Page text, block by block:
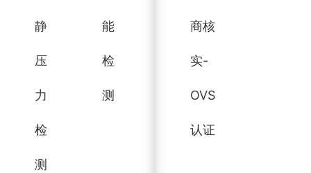
静
压
力
检
测
能
检
测
商核
实-
OVS
认证